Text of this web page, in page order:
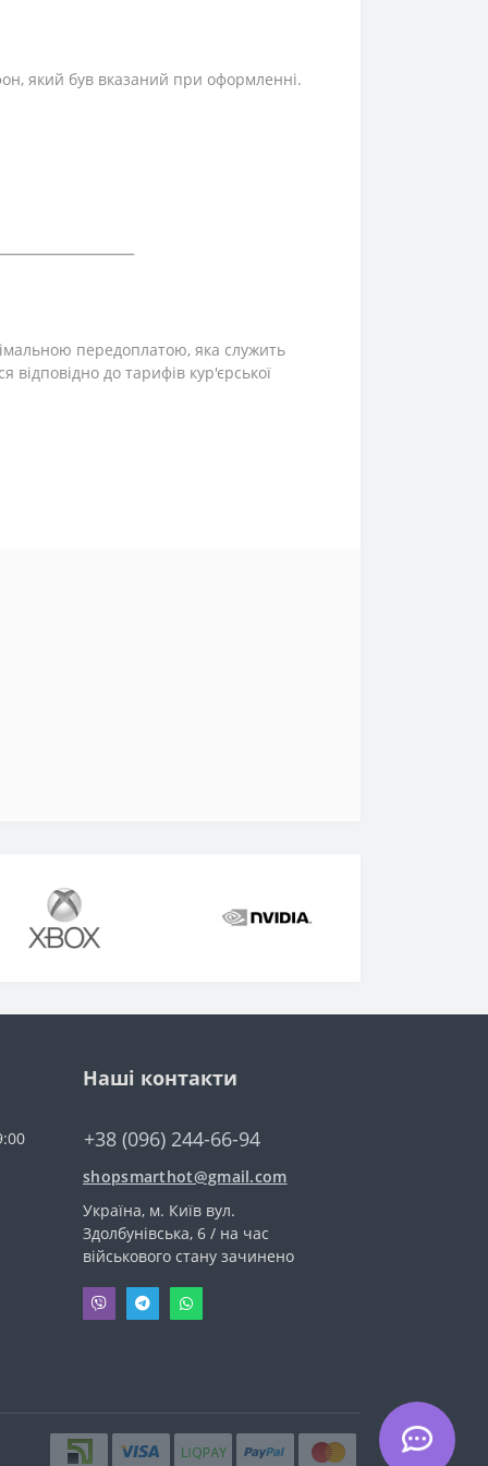
який був вказаний при оформленні.
передоплатою, яка служить
відповідно до тарифів кур'єрської
Наші контакти
+38 (096) 244-66-94
shopsmarthot@gmail.com
Українa, м. Київ вул.
Здолбунівська, 6 / на час
військового стану зачинено